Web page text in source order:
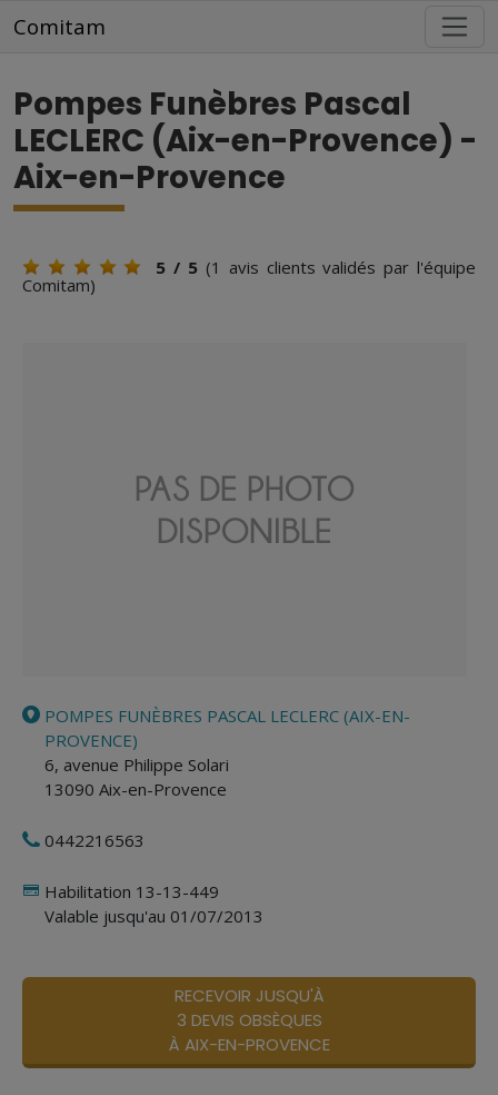
Comitam
Pompes Funèbres Pascal
LECLERC (Aix-en-Provence) -
Aix-en-Provence
5/ 5 (1 avis clients validés par l'équipe
Comitam)
POMPES FUNÈBRES PASCAL LECLERC (AIX-EN-
PROVENCE)
6, avenue Philippe Solari
13090 Aix-en-Provence
0442216563
Habilitation 13-13-449
Valable jusqu'au 01/07/2013
RECEVOIR JUSQU'À
3 DEVIS OBSÈQUES
À AIX-EN-PROVENCE